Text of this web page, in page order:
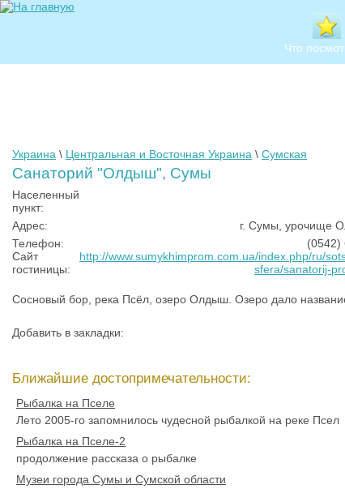
Что
Украина \ Центральная и Восточная Украина \ Сумская
Санаторий "Олдыш", Сумы
Населенный
пункт:
Адрес:
г. Сумы, урочище
Телефон:
(0542)
Сайт
гостиницы:
http://www.sumykhimprom.com.ua/index.php/ru/
sfera/sanatorij-
Сосновый бор, река Псёл, озеро Олдыш. Озеро дало
Добавить в закладки:
Ближайшие достопримечательности:
Рыбалка на Пселе
Лето 2005-го запомнилось чудесной рыбалкой на реке Псел
Рыбалка на Пселе-2
продолжение рассказа о рыбалке
Музеи города Сумы и Сумской области